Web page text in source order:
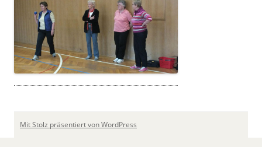
Mit Stolz präsentiert von WordPress